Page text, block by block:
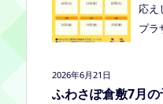
ク
式
応え
プラ
てい
2026年6月21日
ふわさぽ倉敷7月の